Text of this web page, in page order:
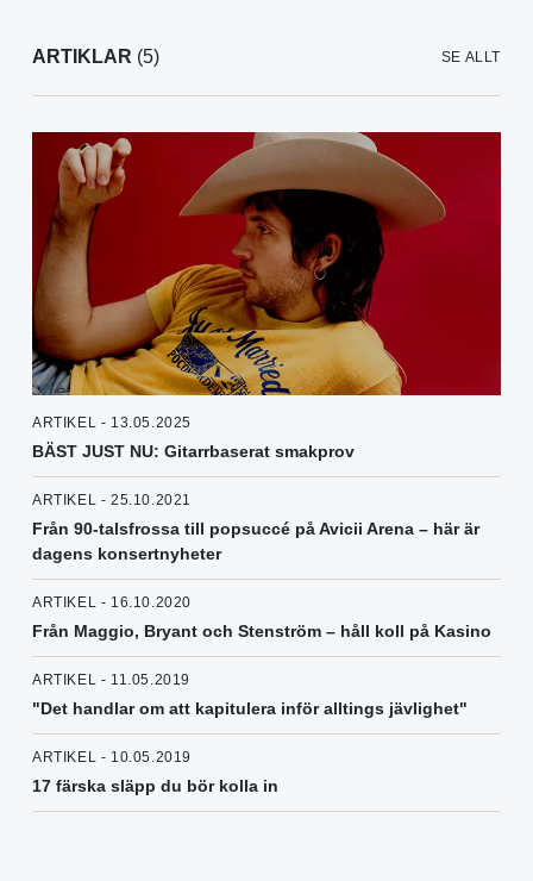
ARTIKLAR (5) SE ALLT
ARTIKEL - 13.05.2025
BÄST JUST NU: Gitarrbaserat smakprov
ARTIKEL - 25.10.2021
Från 90-talsfrossa till popsuccé på Avicii Arena – här är
dagens konsertnyheter
ARTIKEL - 16.10.2020
Från Maggio, Bryant och Stenström – håll koll på Kasino
ARTIKEL - 11.05.2019
"Det handlar om att kapitulera inför alltings jävlighet"
ARTIKEL - 10.05.2019
17 färska släpp du bör kolla in